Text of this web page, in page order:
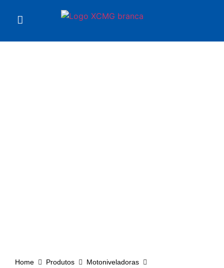
Home Produtos
Motoniveladoras